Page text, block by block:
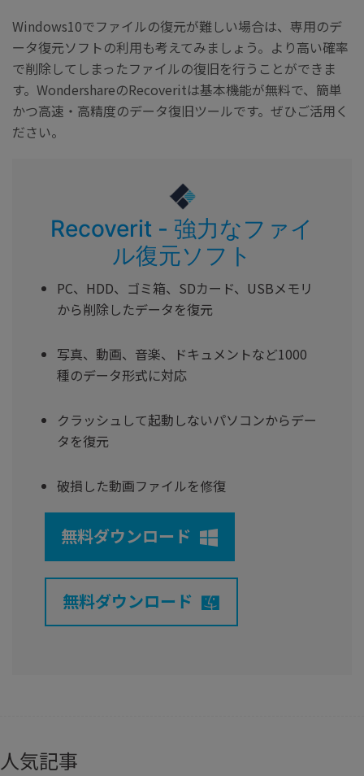
Windows10でファイルの復元が難しい場合は、専用のデ
ータ復元ソフトの利用も考えてみましょう。より高い確率
で削除してしまったファイルの復旧を行うことができま
す。WondershareのRecoveritは基本機能が無料で、簡単
かつ高速・高精度のデータ復旧ツールです。ぜひご活用く
ださい。
Recoverit - 強力なファイ
ル復元ソフト
PC、HDD、ゴミ箱、SDカード、USBメモリ
から削除したデータを復元
写真、動画、音楽、ドキュメントなど1000
種のデータ形式に対応
クラッシュして起動しないパソコンからデー
タを復元
破損した動画ファイルを修復
無料ダウンロード
無料ダウンロード
人気記事